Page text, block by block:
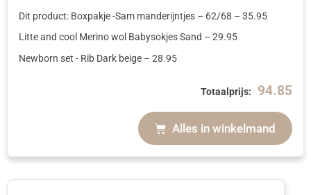
Totaalprijs: 94.85
Alles in winkelmand
Dit product: Boxpakje -Sam manderijntjes – 62/68 – 35.95
Litte and cool Merino wol Babysokjes Sand – 29.95
Newborn set - Rib Dark beige – 28.95